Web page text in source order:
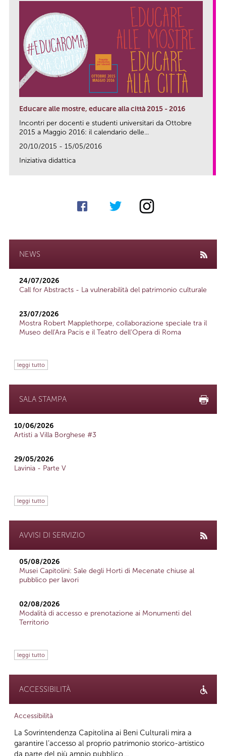
Educare alle mostre, educare alla città 2015 - 2016
Incontri per docenti e studenti universitari da Ottobre
2015 a Maggio 2016: il calendario delle...
20/10/2015 - 15/05/2016
Iniziativa didattica
NEWS
24/07/2026
Call for Abstracts - La vulnerabilità del patrimonio culturale
23/07/2026
Mostra Robert Mapplethorpe, collaborazione speciale tra il
Museo dell'Ara Pacis e il Teatro dell'Opera di Roma
leggi tutto
SALA STAMPA
10/06/2026
Artisti a Villa Borghese #3
29/05/2026
Lavinia - Parte V
leggi tutto
AVVISI DI SERVIZIO
05/08/2026
Musei Capitolini: Sale degli Horti di Mecenate chiuse al
pubblico per lavori
02/08/2026
Modalità di accesso e prenotazione ai Monumenti del
Territorio
leggi tutto
ACCESSIBILITÀ
Accessibilità
La Sovrintendenza Capitolina ai Beni Culturali mira a
garantire l’accesso al proprio patrimonio storico-artistico
da parte del più ampio pubblico...